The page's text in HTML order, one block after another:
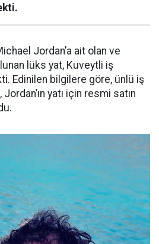
Jordan’a ait olan ve
lüks yat, Kuveytli iş
Edinilen bilgilere göre, ünlü iş
yatı için resmi satın